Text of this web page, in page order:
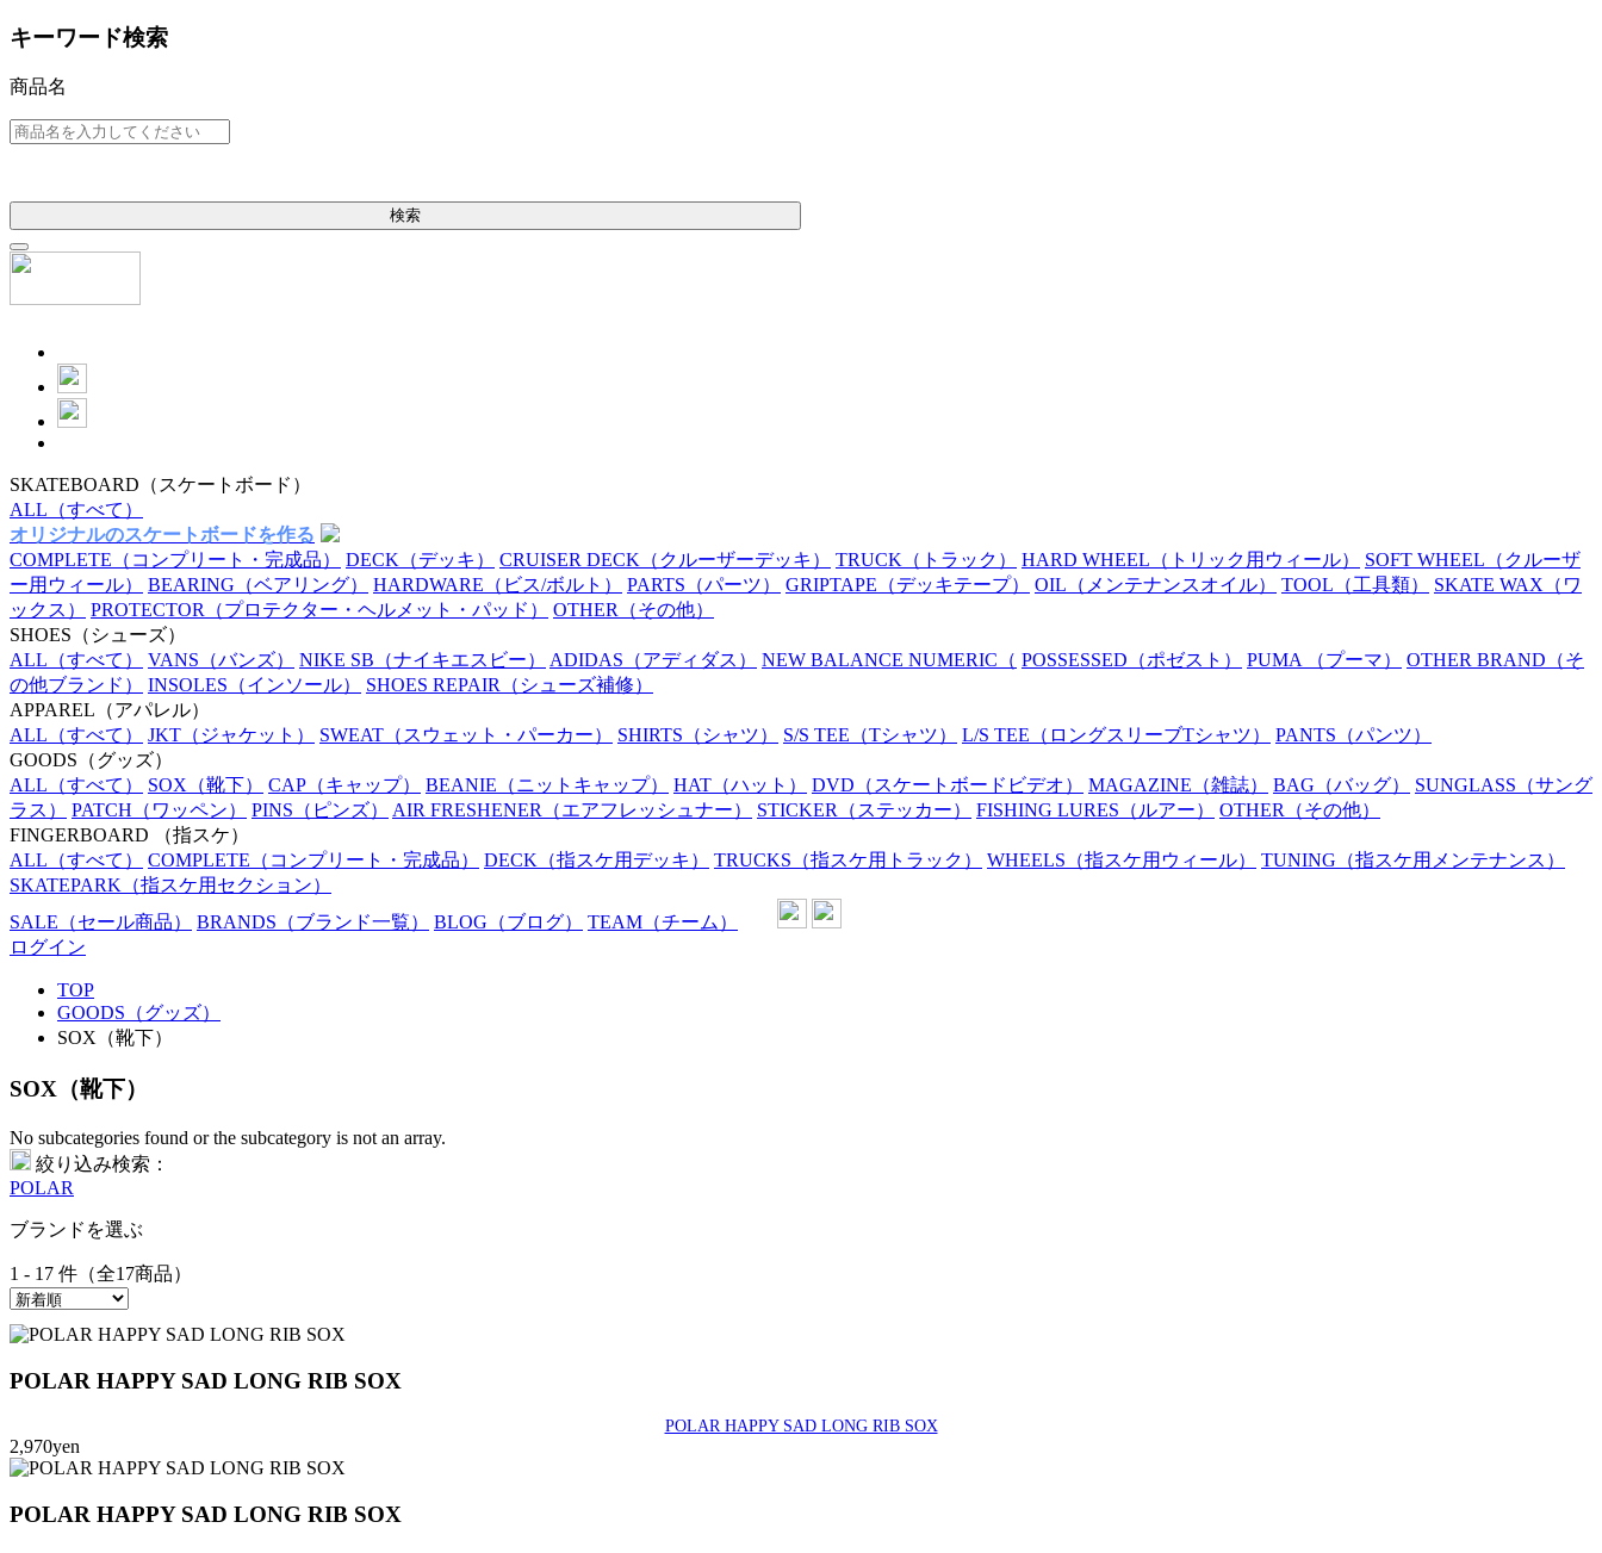
キーワード検索
商品名
検索
SKATEBOARD （スケートボード）
ALL （すべて）
オリジナルのスケートボードを作る
COMPLETE （コンプリート・完成品） DECK （デッキ） CRUISER DECK （クルーザーデッキ） TRUCK （トラック） HARD WHEEL （トリック用ウィール） SOFT WHEEL （クルーザ
ー用ウィール）
BEARING （ベアリング） HARDWARE （ビス/ボルト） PARTS （パーツ） GRIPTAPE （デッキテープ） OIL （メンテナンスオイル） TOOL （工具類） SKATE WAX （ワ
ックス）
PROTECTOR （プロテクター・ヘルメット・パッド） OTHER （その他）
SHOES （シューズ）
ALL （すべて） VANS （バンズ） NIKE SB （ナイキエスビー） ADIDAS （アディダス） NEW BALANCE NUMERIC （ POSSESSED （ポゼスト） PUMA （プーマ） OTHER BRAND （そ
の他ブランド）
INSOLES （インソール） SHOES REPAIR （シューズ補修）
APPAREL （アパレル）
ALL （すべて） JKT （ジャケット） SWEAT （スウェット・パーカー） SHIRTS （シャツ） S/S TEE （Tシャツ） L/S TEE （ロングスリーブTシャツ） PANTS （パンツ）
GOODS （グッズ）
ALL （すべて） SOX （靴下） CAP （キャップ） BEANIE （ニットキャップ） HAT （ハット） DVD （スケートボードビデオ） MAGAZINE （雑誌） BAG （バッグ） SUNGLASS （サング
ラス）
PATCH （ワッペン） PINS （ピンズ） AIR FRESHENER （エアフレッシュナー） STICKER （ステッカー） FISHING LURES （ルアー） OTHER （その他）
FINGERBOARD
（指スケ）
ALL （すべて） COMPLETE （コンプリート・完成品） DECK （指スケ用デッキ） TRUCKS （指スケ用トラック） WHEELS （指スケ用ウィール） TUNING （指スケ用メンテナンス）
SKATEPARK （指スケ用セクション）
SALE （セール商品） BRANDS （ブランド一覧） BLOG （ブログ） TEAM （チーム）
ログイン
TOP
GOODS（グッズ）
SOX（靴下）
SOX（靴下）
No subcategories found or the subcategory is not an array.
絞り込み検索：
POLAR
ブランドを選ぶ
1 - 17 件（全17商品）
POLAR HAPPY SAD LONG RIB SOX
POLAR HAPPY SAD LONG RIB SOX
2,970yen
POLAR HAPPY SAD LONG RIB SOX